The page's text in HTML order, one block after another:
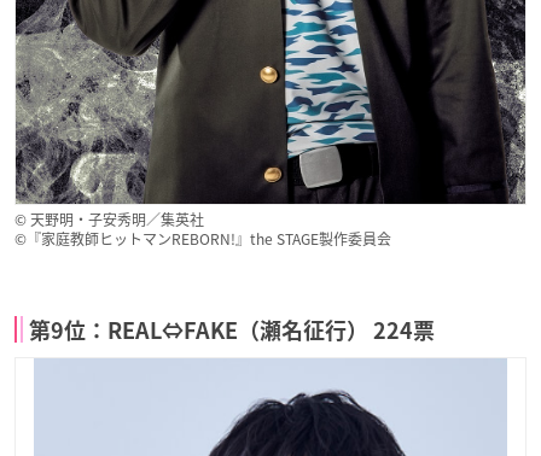
© 天野明・子安秀明／集英社
©『家庭教師ヒットマンREBORN!』the STAGE製作委員会
第9位：REAL⇔FAKE（瀬名征行） 224票